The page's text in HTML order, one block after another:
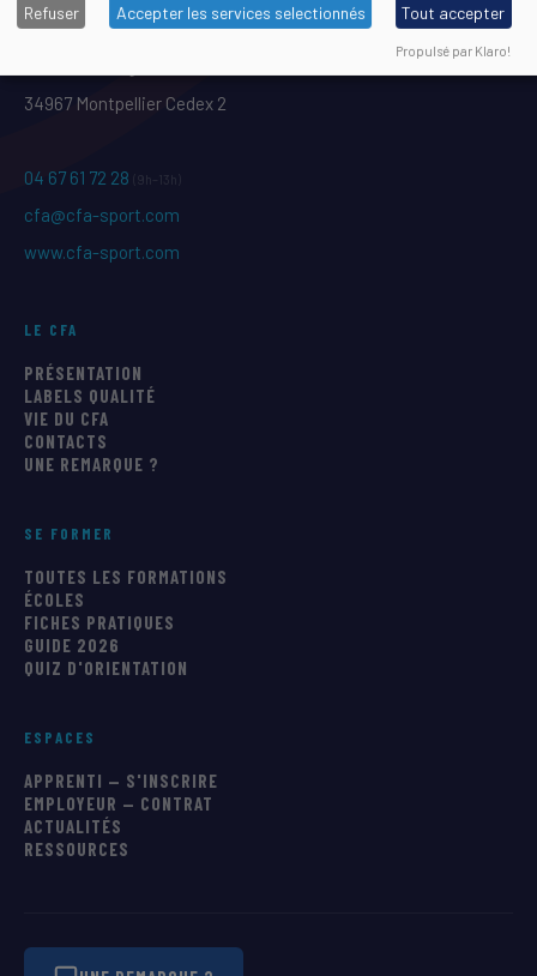
Maison Régionale des Sports
34967 Montpellier Cedex 2
04 67 61 72 28 (9h–13h)
cfa@cfa-sport.com
www.cfa-sport.com
LE CFA
PRÉSENTATION
LABELS QUALITÉ
VIE DU CFA
CONTACTS
UNE REMARQUE ?
SE FORMER
TOUTES LES FORMATIONS
ÉCOLES
FICHES PRATIQUES
GUIDE 2026
QUIZ D'ORIENTATION
ESPACES
APPRENTI — S'INSCRIRE
EMPLOYEUR — CONTRAT
ACTUALITÉS
RESSOURCES
Refuser Accepter les services selectionnés Tout accepter
Propulsé par Klaro!